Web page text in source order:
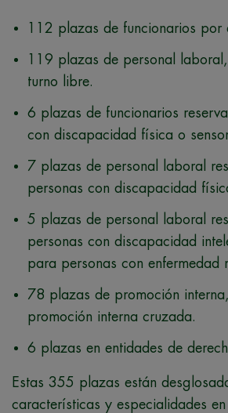
112 plazas de funcionarios por
119 plazas de personal
turno libre.
6 plazas de funcionarios
con discapacidad física o
7 plazas de personal laboral
personas con discapacidad
5 plazas de personal laboral
personas con discapacidad
para personas con enfermedad
78 plazas de promoción
promoción interna cruzada.
6 plazas en entidades de
Estas 355 plazas están
características y especialidades